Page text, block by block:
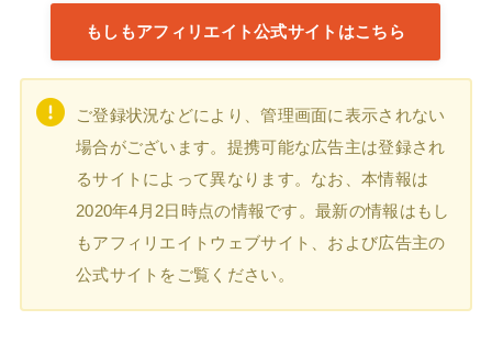
もしもアフィリエイト公式サイトはこちら
ご登録状況などにより、管理画面に表示されない
場合がございます。提携可能な広告主は登録され
るサイトによって異なります。なお、本情報は
2020年4月2日時点の情報です。最新の情報はもし
もアフィリエイトウェブサイト、および広告主の
公式サイトをご覧ください。